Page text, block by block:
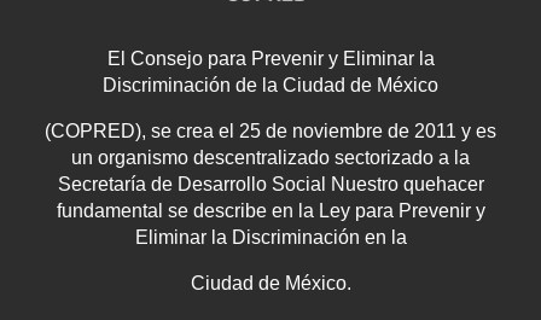
El Consejo para Prevenir y Eliminar la
Discriminación de la Ciudad de México
(COPRED), se crea el 25 de noviembre de 2011 y es
un organismo descentralizado sectorizado a la
Secretaría de Desarrollo Social Nuestro quehacer
fundamental se describe en la Ley para Prevenir y
Eliminar la Discriminación en la
Ciudad de México.